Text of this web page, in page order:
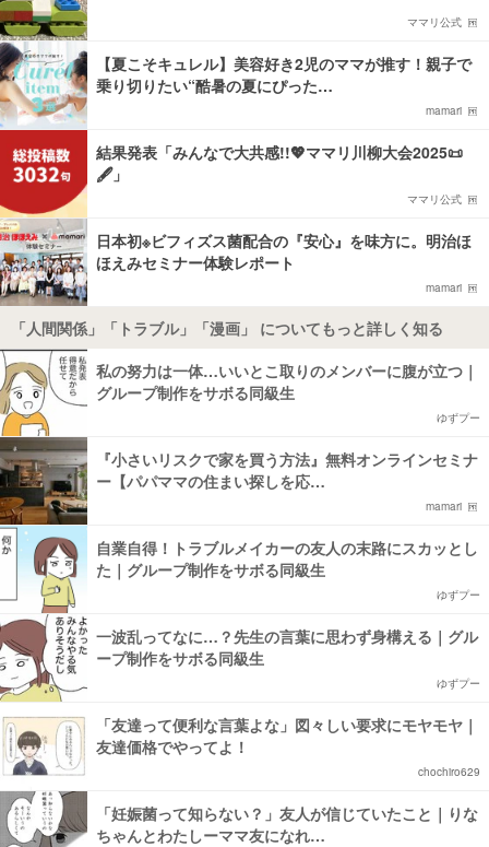
ママリ公式
【夏こそキュレル】美容好き2児のママが推す！親子で
乗り切りたい“酷暑の夏にぴった…
mamari
結果発表「みんなで大共感!!💖ママリ川柳大会2025📜
🖋️」
ママリ公式
日本初※ビフィズス菌配合の『安心』を味方に。明治ほ
ほえみセミナー体験レポート
mamari
「人間関係」「トラブル」「漫画」 についてもっと詳しく知る
私の努力は一体…いいとこ取りのメンバーに腹が立つ｜
グループ制作をサボる同級生
ゆずプー
『小さいリスクで家を買う方法』無料オンラインセミナ
ー【パパママの住まい探しを応…
mamari
自業自得！トラブルメイカーの友人の末路にスカッとし
た｜グループ制作をサボる同級生
ゆずプー
一波乱ってなに…？先生の言葉に思わず身構える｜グル
ープ制作をサボる同級生
ゆずプー
「友達って便利な言葉よな」図々しい要求にモヤモヤ｜
友達価格でやってよ！
chochiro629
「妊娠菌って知らない？」友人が信じていたこと｜りな
ちゃんとわたしーママ友になれ…